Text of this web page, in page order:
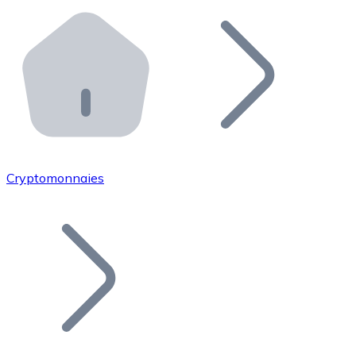
Distributeurs automatiques Bitnovo
Intégrez un ATM Bitnovo dans votre entreprise et
API Bitnovo
Intégrez notre API dans votre écosystème.
Rejoignez notre réseau de distributeurs et
Ajoutez le token de votre projet à notre service
Cryptomonnaies